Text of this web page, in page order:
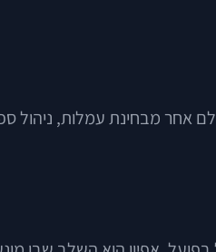
אחר מבחינת עמלות, ניהול